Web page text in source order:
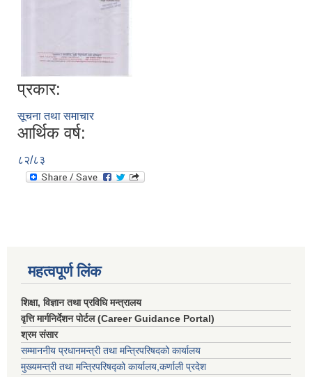
प्रकार:
सूचना तथा समाचार
आर्थिक वर्ष:
८२/८३
महत्वपूर्ण लिंक
शिक्षा, विज्ञान तथा प्रविधि मन्त्रालय
वृत्ति मार्गनिर्देशन पोर्टल (Career Guidance Portal)
श्रम संसार
सम्माननीय प्रधानमन्त्री तथा मन्त्रिपरिषद‌को कार्यालय
मुख्यमन्त्री तथा मन्त्रिपरिषद्को कार्यालय,कर्णाली प्रदेश